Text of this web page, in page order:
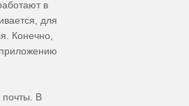
в
для
Конечно,
почты. В